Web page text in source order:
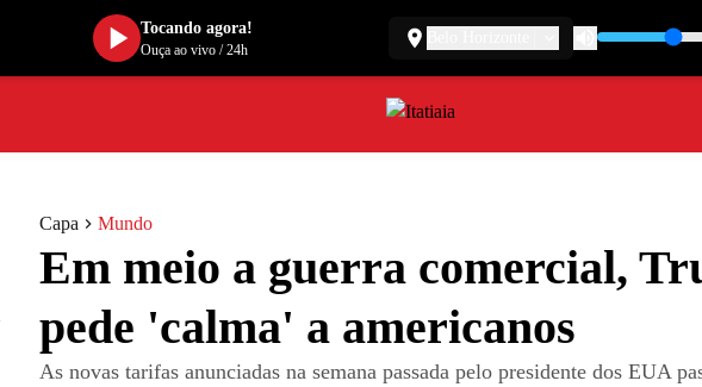
Capa Mundo
Em meio a guerra comercial,
pede 'calma' a americanos
As novas tarifas anunciadas na semana passada pelo presidente dos EUA
Tocando agora!
Ouça ao vivo/24h